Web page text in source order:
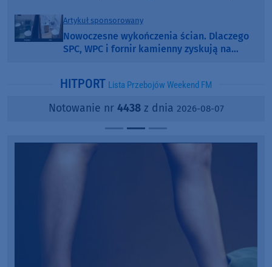
Artykuł sponsorowany
Nowoczesne wykończenia ścian. Dlaczego
SPC, WPC i fornir kamienny zyskują na
HITPORT Lista Przebojów Weekend FM
Notowanie nr 4438z dnia 2026-08-07